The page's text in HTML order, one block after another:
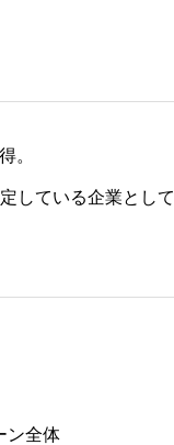
。
している企業とし
ン全体